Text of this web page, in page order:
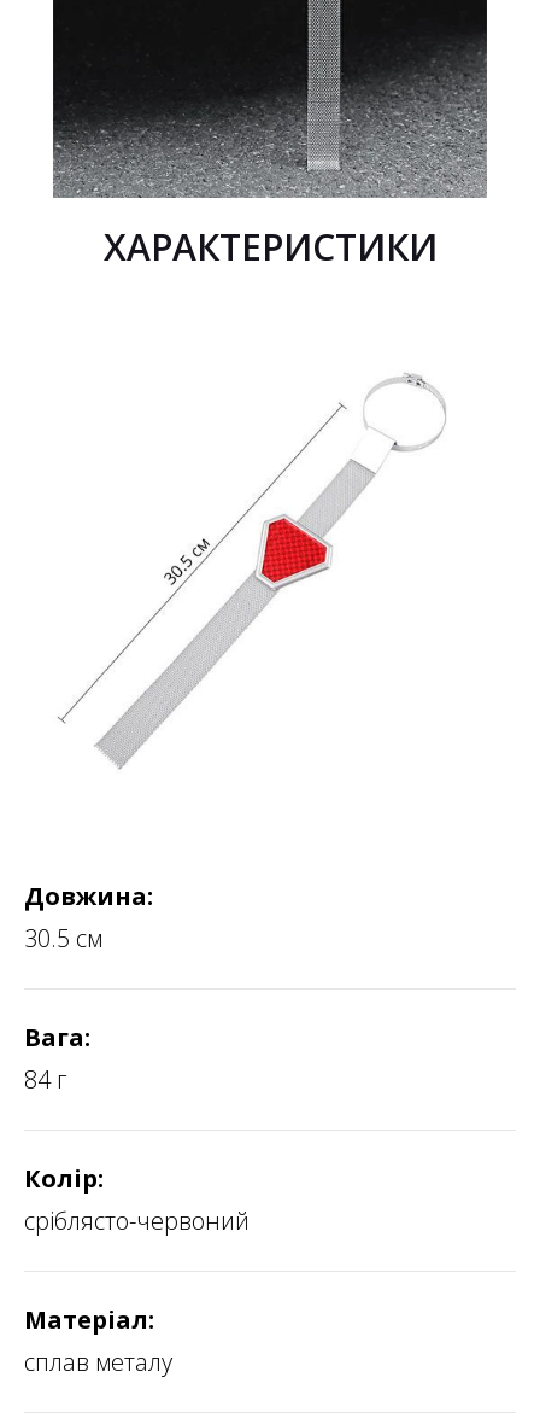
ХАРАКТЕРИСТИКИ
Довжина:
30.5 см
Вага:
84 г
Колір:
сріблясто-червоний
Матеріал:
сплав металу